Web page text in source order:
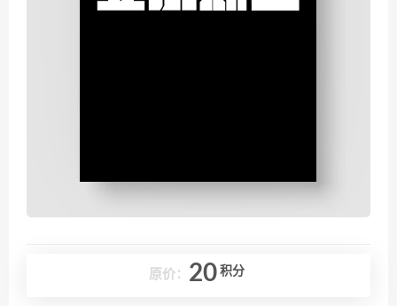
原价： 20 积分